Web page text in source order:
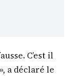
C’est il
a déclaré le